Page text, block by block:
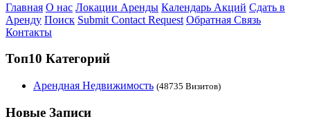
Главная О нас Локации Аренды Календарь Акций Сдать в
Аренду Поиск Submit Contact Request Обратная Связь
Контакты
Топ10 Категорий
Арендная Недвижимость (48735 Визитов)
Новые Записи